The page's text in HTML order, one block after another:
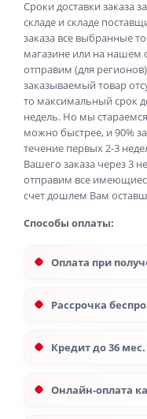
Сроки доставки заказа
складе и складе
заказа все выбранные
магазине или на нашем
отправим (для регионов)
заказываемый товар
то максимальный срок
недель. Но мы
можно быстрее, и 90%
течение первых 2-3
Вашего заказа через 3
отправим все
счет дошлем Вам
Способы оплаты:
Оплата при
Рассрочка
Кредит до 36 мес.
Онлайн-оплата